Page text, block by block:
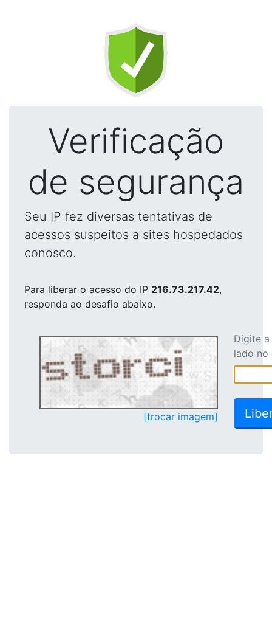
Verificação
de segurança
Seu IP fez diversas tentativas de
acessos suspeitos a sites hospedados
conosco.
Para liberar o acesso do IP 216.73.217.42,
responda ao desafio abaixo.
[trocar imagem]
Digite
lado no